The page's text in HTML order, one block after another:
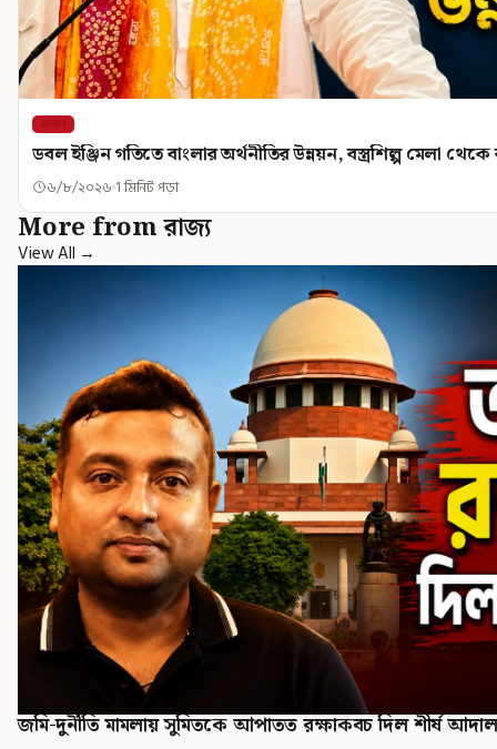
রাজ্য
ডবল ইঞ্জিন গতিতে বাংলার অর্থনীতির উন্নয়ন, বস্ত্রশিল্প মেলা থেকে
৬/৮/২০২৬ 1 মিনিট পড়া
More from রাজ্য
View All →
জমি-দুর্নীতি মামলায় সুমিতকে আপাতত রক্ষাকবচ দিল শীর্ষ